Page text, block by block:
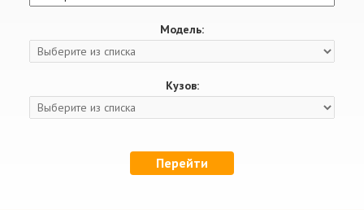
Модель:
Кузов:
Перейти